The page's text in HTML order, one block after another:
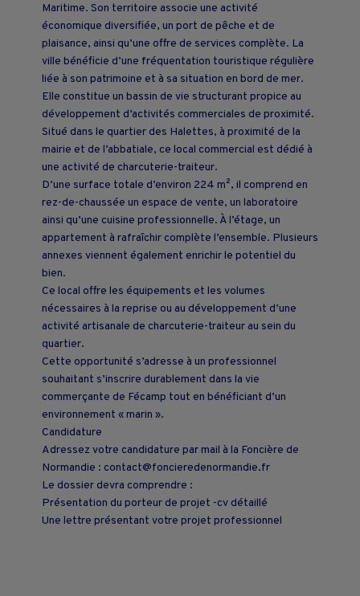
Maritime. Son territoire associe une activité
économique diversifiée, un port de pêche et de
plaisance, ainsi qu’une offre de services complète. La
ville bénéficie d’une fréquentation touristique régulière
liée à son patrimoine et à sa situation en bord de mer.
Elle constitue un bassin de vie structurant propice au
développement d’activités commerciales de proximité.
Situé dans le quartier des Halettes, à proximité de la
mairie et de l’abbatiale, ce local commercial est dédié à
une activité de charcuterie-traiteur.
D’une surface totale d’environ 224 m², il comprend en
rez-de-chaussée un espace de vente, un laboratoire
ainsi qu’une cuisine professionnelle. À l’étage, un
appartement à rafraîchir complète l’ensemble. Plusieurs
annexes viennent également enrichir le potentiel du
bien.
Ce local offre les équipements et les volumes
nécessaires à la reprise ou au développement d’une
activité artisanale de charcuterie-traiteur au sein du
quartier.
Cette opportunité s’adresse à un professionnel
souhaitant s’inscrire durablement dans la vie
commerçante de Fécamp tout en bénéficiant d’un
environnement « marin ».
Candidature
Adressez votre candidature par mail à la Foncière de
Normandie : contact@foncieredenormandie.fr
Le dossier devra comprendre :
Présentation du porteur de projet -cv détaillé
Une lettre présentant votre projet professionnel